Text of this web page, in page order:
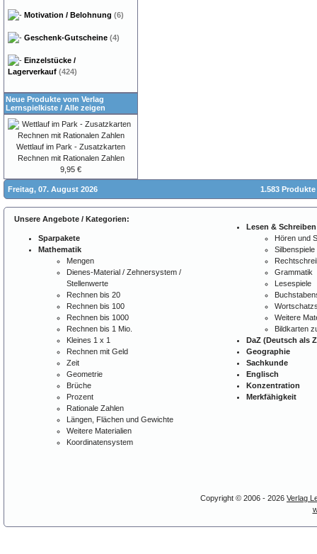
Motivation / Belohnung (6)
Geschenk-Gutscheine (4)
Einzelstücke /
Lagerverkauf (424)
Neue Produkte vom Verlag
Lernspielkiste / Alle zeigen
Wettlauf im Park - Zusatzkarten
Rechnen mit Rationalen Zahlen
9,95 €
Freitag, 07. August 2026 1.583
Unsere Angebote / Kategorien:
Sparpakete
Mathematik
Mengen
Dienes-Material / Zehnersystem /
Stellenwerte
Rechnen bis 20
Rechnen bis 100
Rechnen bis 1000
Rechnen bis 1 Mio.
Kleines 1 x 1
Rechnen mit Geld
Zeit
Geometrie
Brüche
Prozent
Rationale Zahlen
Längen, Flächen und Gewichte
Weitere Materialien
Koordinatensystem
Lesen & Schreiben
Hören und
Silbenspiele
Grammatik
Lesespiele
Weitere
Bildkarten
DaZ (Deutsch als
Geographie
Sachkunde
Englisch
Konzentration
Merkfähigkeit
Copyright © 2006 - 2026 Verlag